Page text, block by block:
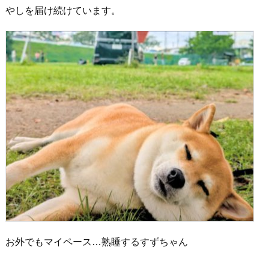
やしを届け続けています。
お外でもマイペース…熟睡するすずちゃん